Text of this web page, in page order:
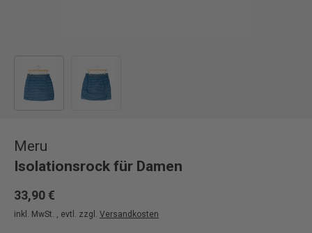
Meru
Isolationsrock für Damen
33,90 €
inkl. MwSt. , evtl. zzgl. Versandkosten